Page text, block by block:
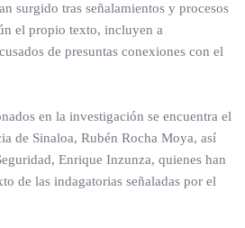
surgido tras señalamientos y procesos
el propio texto, incluyen a
de presuntas conexiones con el
en la investigación se encuentra el
de Sinaloa, Rubén Rocha Moya, así
Enrique Inzunza, quienes han
de las indagatorias señaladas por el